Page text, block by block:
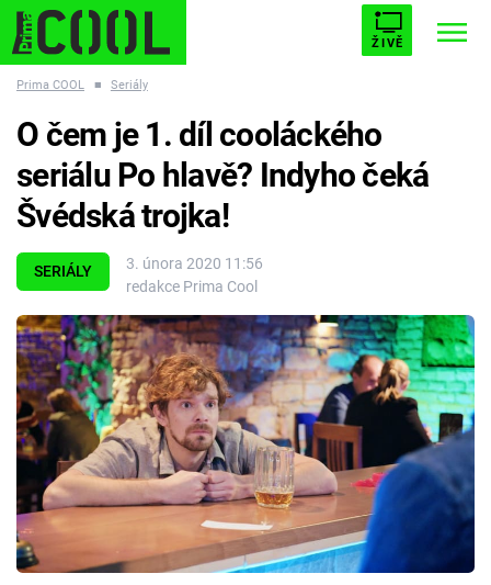
ŽIVĚ
ESCAPE PLNEJ KOTEL AVENGERS 5
Témata
Filmy
Seriály
Hry
Cool Esport
Pořady
Prima COOL ■ Seriály
SERIÁLY
3. února 2020 11:56
redakce Prima Cool
O čem je 1. díl cooláckého
seriálu Po hlavě? Indyho čeká
Švédská trojka!